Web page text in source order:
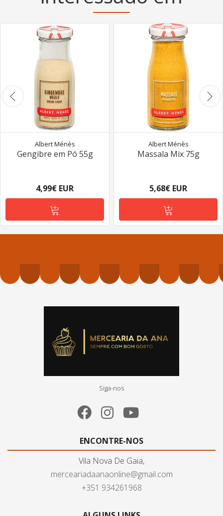
Albert Ménès
Gengibre em Pó 55g
4,99€ EUR
Albert Ménès
Massala Mix 75g
5,68€ EUR
Siga-nos
ENCONTRE-NOS
Vila Nova De Gaia,
merceariadaanaonline@gmail.com
+351 934261968